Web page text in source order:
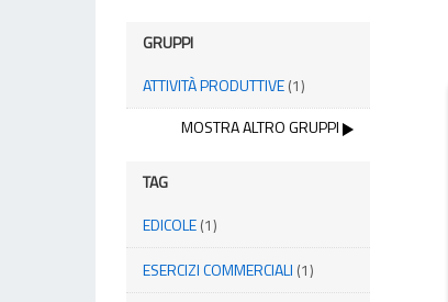
GRUPPI
ATTIVITÀ PRODUTTIVE(1)
MOSTRA ALTRO GRUPPI
TAG
EDICOLE(1)
ESERCIZI COMMERCIALI (1)